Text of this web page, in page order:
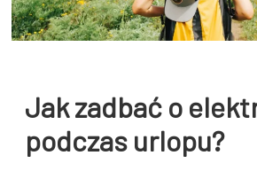
Jak zadbać o
podczas urlopu?